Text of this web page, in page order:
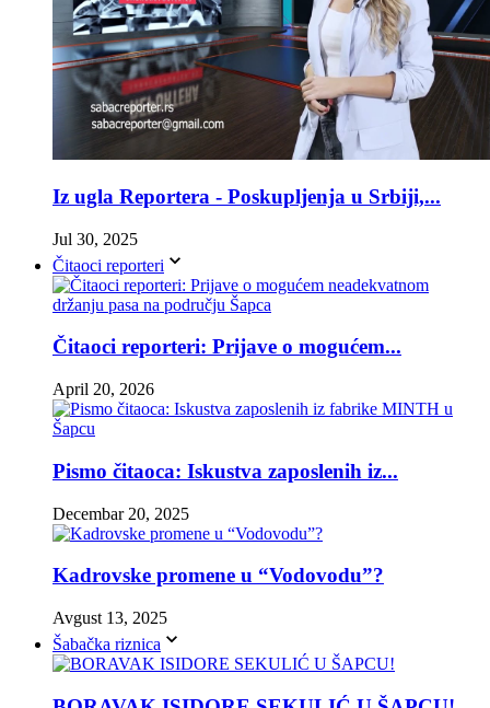
Iz ugla Reportera - Poskupljenja u Srbiji,...
Jul 30, 2025
Čitaoci reporteri
Čitaoci reporteri: Prijave o mogućem...
April 20, 2026
Pismo čitaoca: Iskustva zaposlenih iz...
Decembar 20, 2025
Kadrovske promene u “Vodovodu”?
Avgust 13, 2025
Šabačka riznica